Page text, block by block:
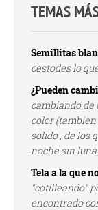
TEMAS
Semillitas
cestodes lo
¿Pueden
cambiando de
color (tambien
solido , de los
noche sin
Tela a la que
"cotilleando"
encontrado